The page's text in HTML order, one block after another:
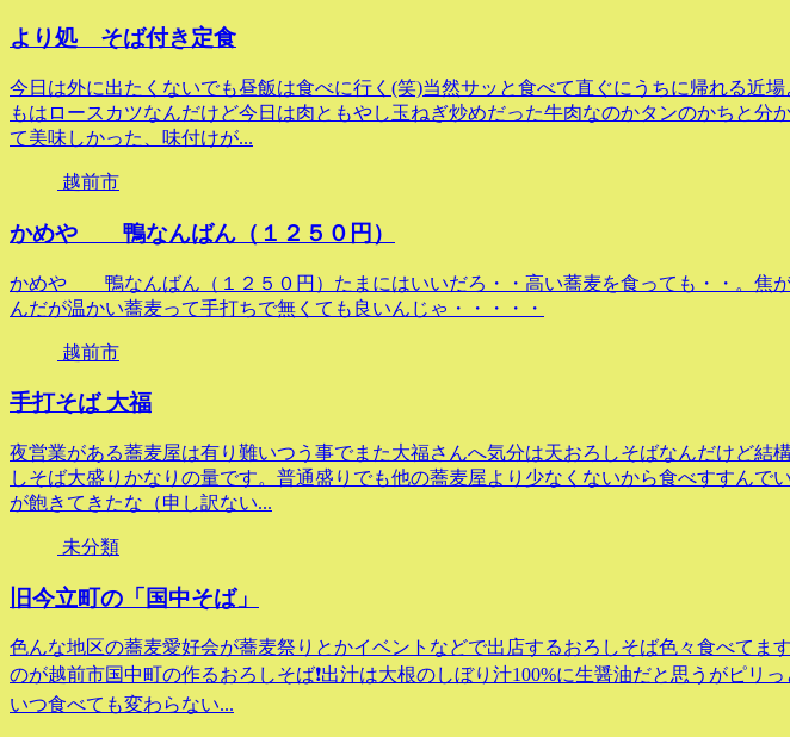
より処 そば付き定食
今日は外に出たくないでも昼飯は食べに行く(笑)当然サッと食べて直ぐにうちに帰れる近
もはロースカツなんだけど今日は肉ともやし玉ねぎ炒めだった牛肉なのかタンのかちと分
て美味しかった、味付けが...
越前市
かめや 鴨なんばん（１２５０円）
かめや 鴨なんばん（１２５０円）たまにはいいだろ・・高い蕎麦を食っても・・。焦が
んだが温かい蕎麦って手打ちで無くても良いんじゃ・・・・・
越前市
手打そば 大福
夜営業がある蕎麦屋は有り難いつう事でまた大福さんへ気分は天おろしそばなんだけど結
しそば大盛りかなりの量です。普通盛りでも他の蕎麦屋より少なくないから食べすすんで
が飽きてきたな（申し訳ない...
未分類
旧今立町の「国中そば」
色んな地区の蕎麦愛好会が蕎麦祭りとかイベントなどで出店するおろしそば色々食べてま
のが越前市国中町の作るおろしそば❗出汁は大根のしぼり汁100%に生醤油だと思うがピリっ
いつ食べても変わらない...